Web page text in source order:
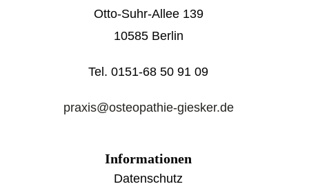
Otto-Suhr-Allee 139
10585 Berlin
Tel. 0151-68 50 91 09
praxis@osteopathie-giesker.de
Informationen
Datenschutz